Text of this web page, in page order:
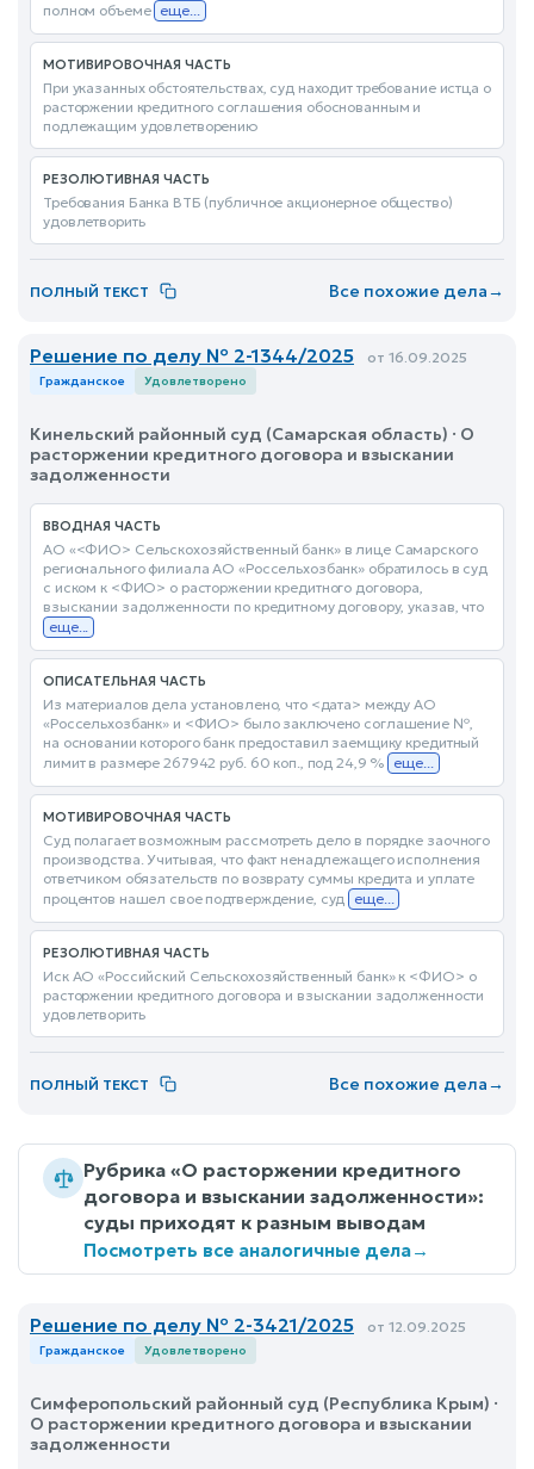
полном объеме еще...
МОТИВИРОВОЧНАЯ ЧАСТЬ
При указанных обстоятельствах, суд находит требование истца о
расторжении кредитного соглашения обоснованным и
подлежащим удовлетворению
РЕЗОЛЮТИВНАЯ ЧАСТЬ
Требования Банка ВТБ (публичное акционерное общество)
удовлетворить
ПОЛНЫЙ ТЕКСТ Все похожие дела→
Решение по делу № 2-1344/2025 от 16.09.2025
Гражданское Удовлетворено
Кинельский районный суд (Самарская область) · О
расторжении кредитного договора и взыскании
задолженности
ВВОДНАЯ ЧАСТЬ
АО «<ФИО> Сельскохозяйственный банк» в лице Самарского
регионального филиала АО «Россельхозбанк» обратилось в суд
с иском к <ФИО> о расторжении кредитного договора,
взыскании задолженности по кредитному договору, указав, что
еще...
ОПИСАТЕЛЬНАЯ ЧАСТЬ
Из материалов дела установлено, что <дата> между АО
«Россельхозбанк» и <ФИО> было заключено соглашение №,
на основании которого банк предоставил заемщику кредитный
лимит в размере 267942 руб. 60 коп., под 24,9 % еще...
МОТИВИРОВОЧНАЯ ЧАСТЬ
Суд полагает возможным рассмотреть дело в порядке заочного
производства. Учитывая, что факт ненадлежащего исполнения
ответчиком обязательств по возврату суммы кредита и уплате
процентов нашел свое подтверждение, суд еще...
РЕЗОЛЮТИВНАЯ ЧАСТЬ
Иск АО «Российский Сельскохозяйственный банк» к <ФИО> о
расторжении кредитного договора и взыскании задолженности
удовлетворить
ПОЛНЫЙ ТЕКСТ Все похожие дела→
Рубрика «О расторжении кредитного
договора и взыскании задолженности»:
суды приходят к разным выводам
Посмотреть все аналогичные дела→
Решение по делу № 2-3421/2025 от 12.09.2025
Гражданское Удовлетворено
Симферопольский районный суд (Республика Крым) ·
О расторжении кредитного договора и взыскании
задолженности